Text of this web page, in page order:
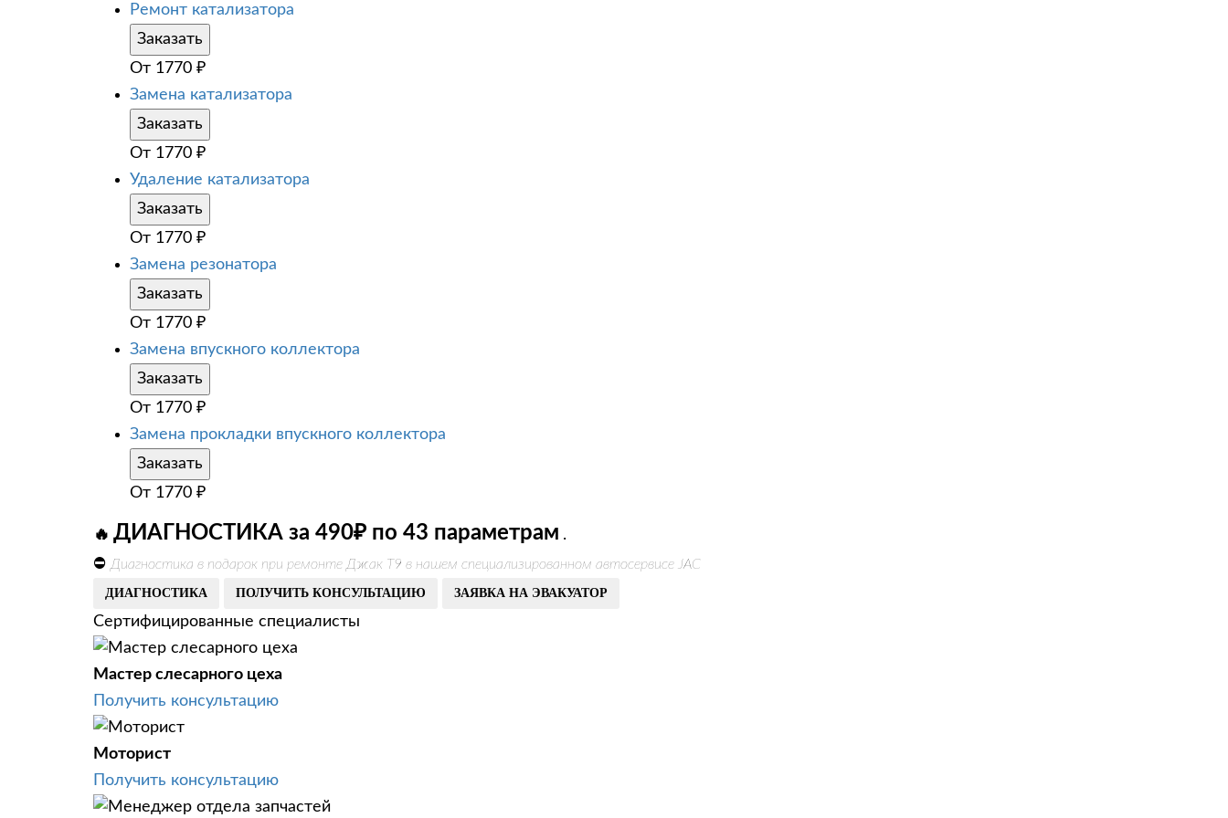
Ремонт катализатора
Заказать
От 1770 ₽
Замена катализатора
Заказать
От 1770 ₽
Удаление катализатора
Заказать
От 1770 ₽
Замена резонатора
Заказать
От 1770 ₽
Замена впускного коллектора
Заказать
От 1770 ₽
Замена прокладки впускного коллектора
Заказать
От 1770 ₽
🔥 ДИАГНОСТИКА за 490₽ по 43 параметрам .
⛔ Диагностика в подарок при ремонте Джак Т9 в нашем специализированном автосервисе JAC
ДИАГНОСТИКА ПОЛУЧИТЬ КОНСУЛЬТАЦИЮ ЗАЯВКА НА ЭВАКУАТОР
Сертифицированные специалисты
Мастер слесарного цеха
Получить консультацию
Моторист
Получить консультацию